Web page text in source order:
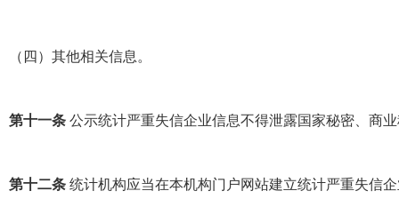
（四）其他相关信息。
第十一条 公示统计严重失信企业信息不得泄露国家秘密、商
第十二条 统计机构应当在本机构门户网站建立统计严重失信